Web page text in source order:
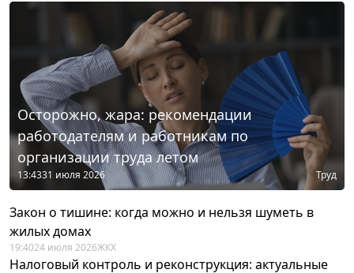
Осторожно, жара: рекомендации
работодателям и работникам по
организации труда летом
13:4331 июля 2026 Труд
Закон о тишине: когда можно и нельзя шуметь в
жилых домах
19:4024 июля 2026ЖКХ
Налоговый контроль и реконструкция: актуальные